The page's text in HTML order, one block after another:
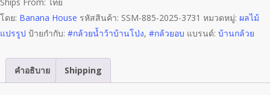
กล่อง
ใส
กรัม
ชิ้น
โดย: Banana House รหัสสินค้า: SSM-885-2025-3731 หมวดหมู่: ผลไม้
แปรรูป ป้ายกำกับ: #กล้วยน้ำว้าบ้านโป่ง, #กล้วยอบ แบรนด์: บ้านกล้วย
คำอธิบาย Shipping